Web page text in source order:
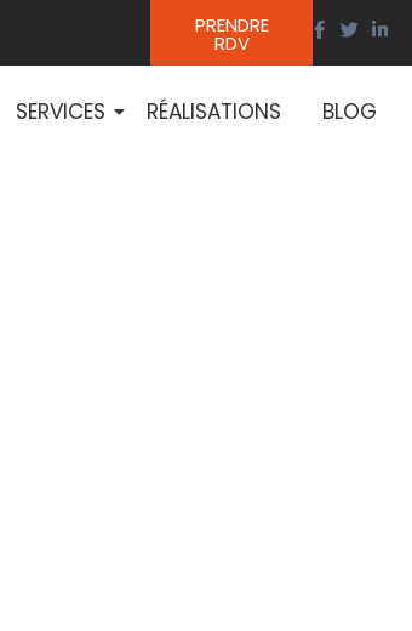
PRENDRE
RDV
SERVICES RÉALISATIONS BLOG